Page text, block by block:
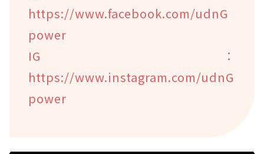
https://www.facebook.com/udnG
power
IG：
https://www.instagram.com/udnG
power